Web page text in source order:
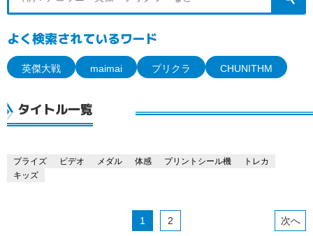
物販
よく検索されているワード
英傑大戦 maimai プリクラ CHUNITHM
タイトル一覧
プライズ ビデオ メダル 体感 プリントシール機
トレカ
キッズ
1 2